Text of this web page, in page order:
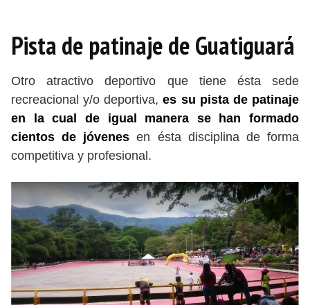
Pista de patinaje de Guatiguará
Otro atractivo deportivo que tiene ésta sede
recreacional y/o deportiva,es su pista de patinaje
en la cual de igual manera se han formado
cientos de jóvenes en ésta disciplina de forma
competitiva y profesional.